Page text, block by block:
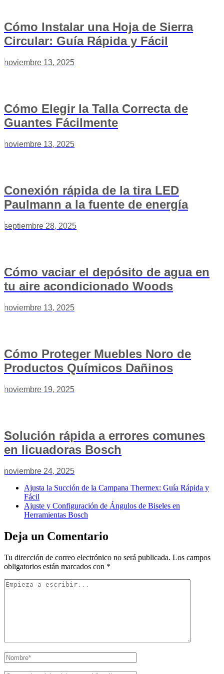
Cómo Instalar una Hoja de Sierra
Circular: Guía Rápida y Fácil
noviembre 13, 2025
Cómo Elegir la Talla Correcta de
Guantes Fácilmente
noviembre 13, 2025
Conexión rápida de la tira LED
Paulmann a la fuente de energía
septiembre 28, 2025
Cómo vaciar el depósito de agua en
tu aire acondicionado Woods
noviembre 13, 2025
Cómo Proteger Muebles Noro de
Productos Químicos Dañinos
noviembre 19, 2025
Solución rápida a errores comunes
en licuadoras Bosch
noviembre 24, 2025
Ajusta la Succión de la Campana Thermex: Guía Rápida y
Fácil
Ajuste y Configuración de Ángulos de Biseles en
Herramientas Bosch
Deja un Comentario
Tu dirección de correo electrónico no será publicada. Los campos
obligatorios están marcados con *